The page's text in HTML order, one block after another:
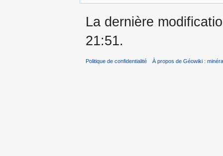
La dernière
21:51.
Politique de confidentialité À propos de Géowiki :